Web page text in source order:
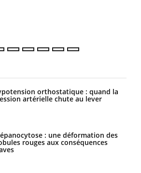
orthostatique : quand la
artérielle chute au lever
: une déformation des
rouges aux conséquences